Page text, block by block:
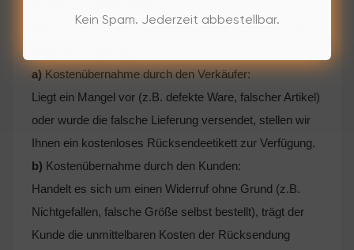
Die Übernahme der Rücksendekosten richtet sich nach
a)Kostenübernahme durch den Verkäufer:
Liegt ein Mangel vor (z.B. defekte Ware, falscher Artikel)
oder wurde die falsche Lieferung versendet, stellen wir
Ihnen ein kostenloses Rücksendeetikett zur Verfügung.
b) Kostenübernahme durch den Kunden:
Handelt es sich um einen Widerruf ohne Grund (z.B.
Nichtgefallen, falsche Größe selbst bestellt), trägt der
Kunde die unmittelbaren Kosten der Rücksendung
Kein Spam. Jederzeit abbestellbar.